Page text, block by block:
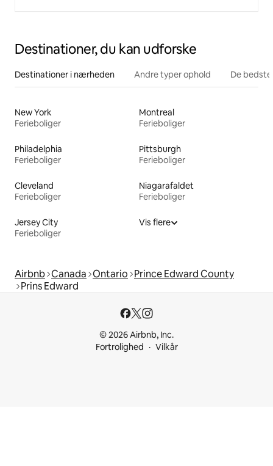
Destinationer, du kan udforske
Destinationer i nærheden Andre typer ophold De
New York
Ferieboliger
Montreal
Ferieboliger
Philadelphia
Ferieboliger
Pittsburgh
Ferieboliger
Cleveland
Ferieboliger
Niagarafaldet
Ferieboliger
Jersey City
Ferieboliger
Vis flere
Airbnb Canada Ontario Prince Edward County
Prins Edward
© 2026 Airbnb, Inc.
Fortrolighed
Vilkår